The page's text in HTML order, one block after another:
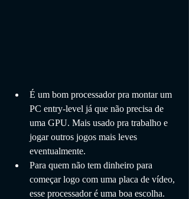
É um bom processador pra montar um
PC entry-level já que não precisa de
uma GPU. Mais usado pra trabalho e
jogar outros jogos mais leves
eventualmente.
Para quem não tem dinheiro para
começar logo com uma placa de vídeo,
esse processador é uma boa escolha.